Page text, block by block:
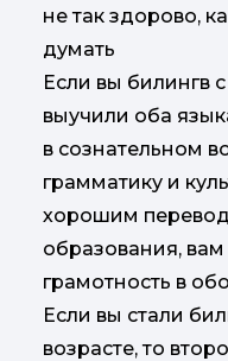
Если вы билингв
выучили оба
в сознательном
грамматику и
хорошим
образования,
грамотность в
Если вы стали
возрасте, то